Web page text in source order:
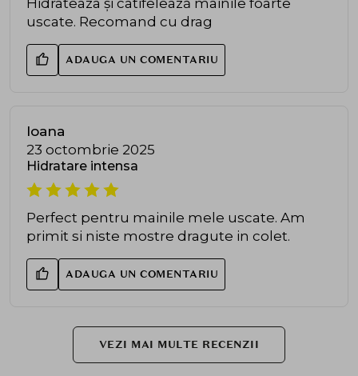
Hidrateaza și catifelează mainile foarte
uscate. Recomand cu drag
ADAUGA UN COMENTARIU
Ioana
23 octombrie 2025
Hidratare intensa
Perfect pentru mainile mele uscate. Am
primit si niste mostre dragute in colet.
ADAUGA UN COMENTARIU
VEZI MAI MULTE RECENZII